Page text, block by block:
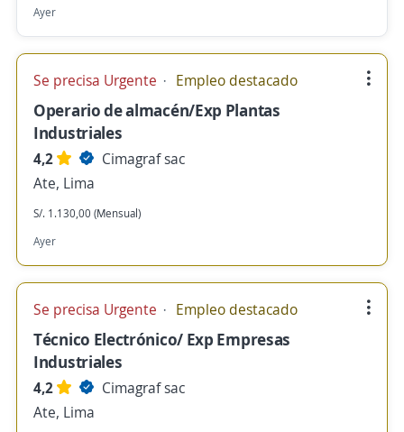
Ayer
Se precisa Urgente Empleo destacado
Operario de almacén/Exp Plantas
Industriales
4,2
Cimagraf sac
Ate, Lima
S/. 1.130,00 (Mensual)
Ayer
Se precisa Urgente Empleo destacado
Técnico Electrónico/ Exp Empresas
Industriales
4,2
Cimagraf sac
Ate, Lima